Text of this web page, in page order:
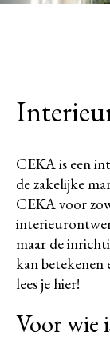
CEKA is een
de zakelijke
CEKA voor
maar de
kan betekenen
lees je hier!
Voor wie